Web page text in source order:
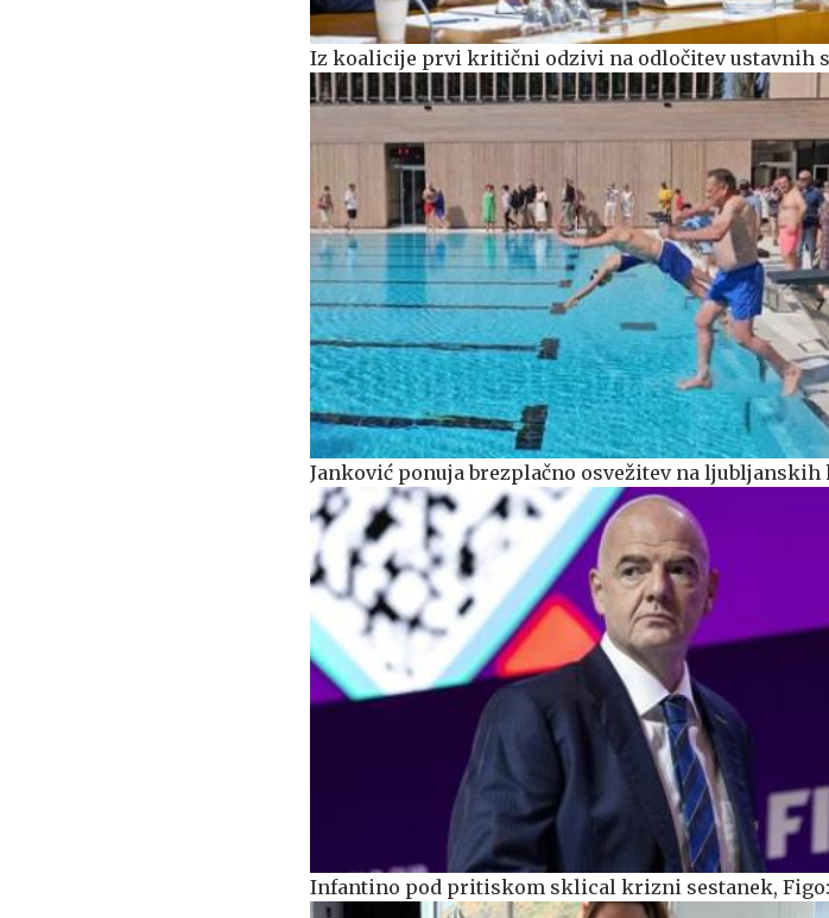
Iz koalicije prvi kritični odzivi na odločitev ustavnih
Janković ponuja brezplačno osvežitev na
Infantino pod pritiskom sklical krizni sestanek,